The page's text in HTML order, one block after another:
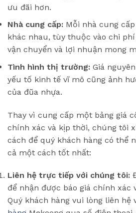
ưu đãi hơn.
Nhà cung cấp: Mỗi nhà cung
khác nhau, tùy thuộc vào chi
vận chuyển và lợi nhuận mong
Tình hình thị trường: Giá
yếu tố kinh tế vĩ mô cũng ảnh
của đũa nhựa.
Thay vì cung cấp một bảng giá
chính xác và kịp thời, chúng tôi
cách để quý khách hàng có thể
cả một cách tốt nhất:
Liên hệ trực tiếp với chúng tôi:
để nhận được báo giá chính xác
Quý khách hàng vui lòng liên hệ